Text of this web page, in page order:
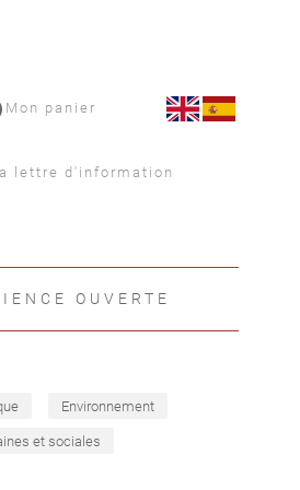
Mon panier
lettre d'information
OUVERTE
Environnement
et sociales